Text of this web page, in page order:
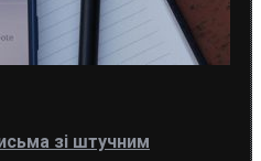
зі штучним